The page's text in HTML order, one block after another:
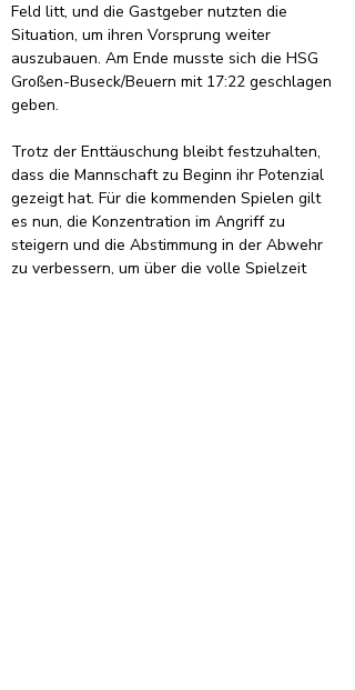
Feld litt, und die Gastgeber nutzten die
Situation, um ihren Vorsprung weiter
auszubauen. Am Ende musste sich die HSG
Großen-Buseck/Beuern mit 17:22 geschlagen
geben.
Trotz der Enttäuschung bleibt festzuhalten,
dass die Mannschaft zu Beginn ihr Potenzial
gezeigt hat. Für die kommenden Spielen gilt
es nun, die Konzentration im Angriff zu
steigern und die Abstimmung in der Abwehr
zu verbessern, um über die volle Spielzeit